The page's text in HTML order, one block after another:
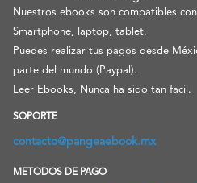
Nuestros ebooks son compatibles
Smartphone, laptop, tablet.
Puedes realizar tus pagos desde
parte del mundo (Paypal).
Leer Ebooks, Nunca ha sido tan facil.
SOPORTE
contacto@pangeaebook.mx
METODOS DE PAGO